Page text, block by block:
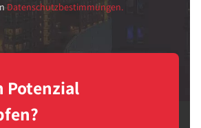
Datenschutzbestimmungen.
Potenzial